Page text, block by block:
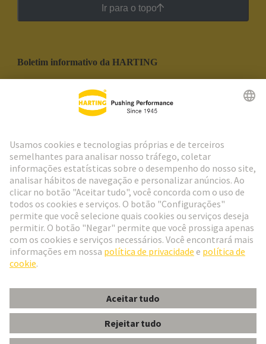
Ir para o topo
Boletim informativo da HARTING
Social Media
Portugal Português
© Grupo de Tecnologia HARTING
ImprimirPolítica de Privacidade